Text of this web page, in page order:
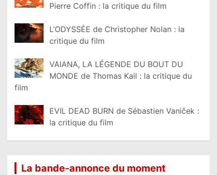
Pierre Coffin : la critique du film
L’ODYSSÉE de Christopher Nolan : la
critique du film
VAIANA, LA LÉGENDE DU BOUT DU
MONDE de Thomas Kail : la critique du
film
EVIL DEAD BURN de Sébastien Vaniček :
la critique du film
La bande-annonce du moment